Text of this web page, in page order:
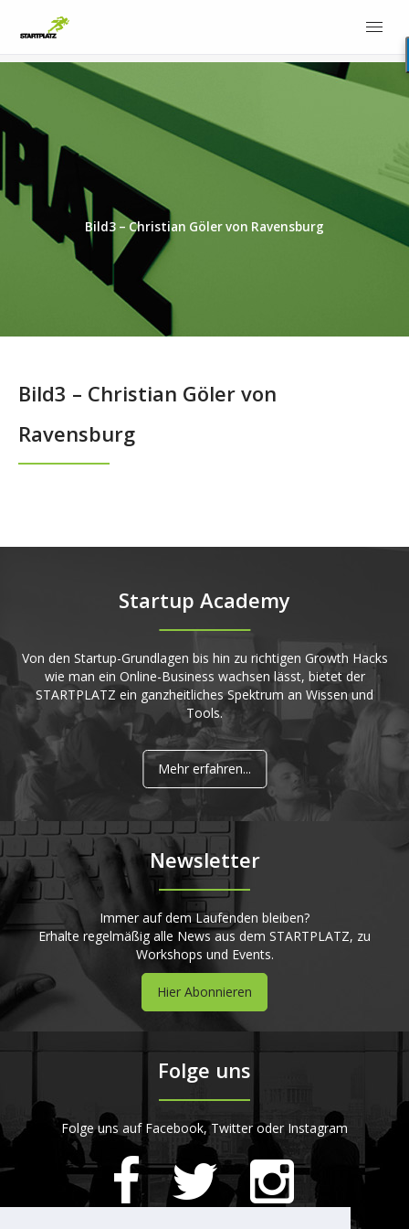
Bild3 – Christian Göler von Ravensburg
Bild3 – Christian Göler von
Ravensburg
Startup Academy
Von den Startup-Grundlagen bis hin zu richtigen Growth Hacks
wie man ein Online-Business wachsen lässt, bietet der
STARTPLATZ ein ganzheitliches Spektrum an Wissen und
Tools.
Mehr erfahren...
Newsletter
Immer auf dem Laufenden bleiben?
Erhalte regelmäßig alle News aus dem STARTPLATZ, zu
Workshops und Events.
Hier Abonnieren
Folge uns
Folge uns auf Facebook, Twitter oder Instagram